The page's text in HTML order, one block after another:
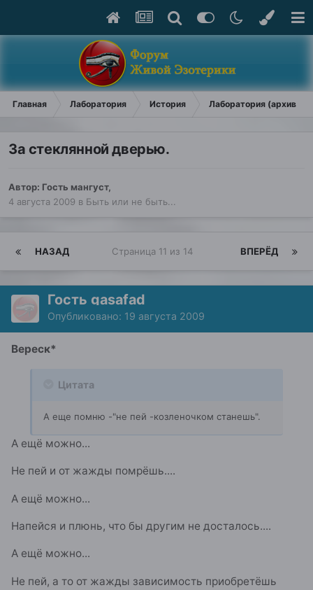
Главная Лаборатория История Лаборатория (архив)
За стеклянной дверью.
Автор: Гость мангуст,
4 августа 2009 в Быть или не быть...
НАЗАД ВПЕРЁД
Страница 11 из 14
Гость gasafad
Опубликовано: 19 августа 2009
Вереск*
Цитата
А еще помню -"не пей -козленочком станешь".
А ещё можно...
Не пей и от жажды помрёшь....
А ещё можно...
Напейся и плюнь, что бы другим не досталось....
А ещё можно...
Не пей, а то от жажды зависимость приобретёшь